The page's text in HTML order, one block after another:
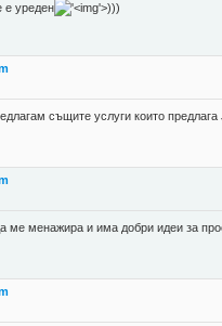
е уреден
'>)))
същите услуги които
менажира и има добри идеи за